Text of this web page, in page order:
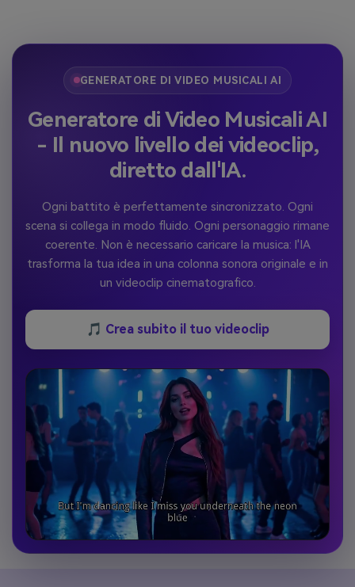
GENERATORE DI VIDEO MUSICALI AI
Generatore di Video Musicali AI
- Il nuovo livello dei videoclip,
diretto dall'IA.
Ogni battito è perfettamente sincronizzato. Ogni
scena si collega in modo fluido. Ogni personaggio rimane
coerente. Non è necessario caricare la musica: l'IA
trasforma la tua idea in una colonna sonora originale e in
un videoclip cinematografico.
🎵 Crea subito il tuo videoclip